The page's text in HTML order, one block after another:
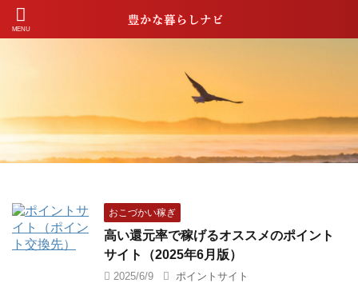
おこづかい稼ぎ
高い還元率で稼げるオススメのポイント
サイト（2025年6月版）
2025/6/9 ポイントサイト